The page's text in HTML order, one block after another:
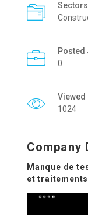
Sectors
Posted
0
Viewed
1024
Company
Manque de
et traitements